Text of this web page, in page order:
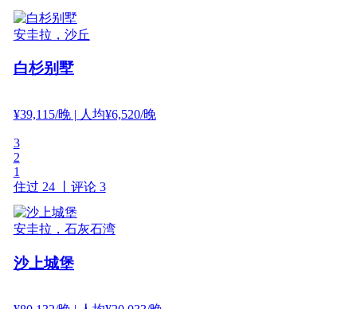
安圭拉，沙丘
白杉别墅
¥39,115/晚| 人均¥6,520/晚
3
2
1
住过 24 丨 评论 3
安圭拉，石灰石湾
沙上城堡